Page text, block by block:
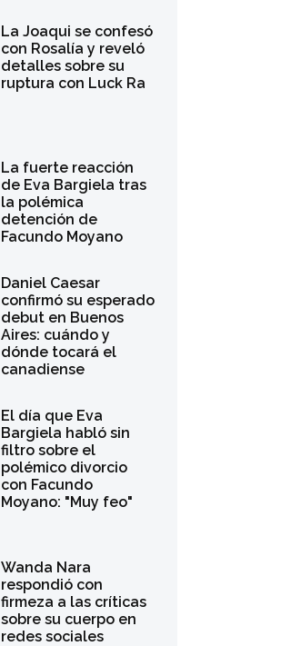
La Joaqui se confesó
con Rosalía y reveló
detalles sobre su
ruptura con Luck Ra
La fuerte reacción
de Eva Bargiela tras
la polémica
detención de
Facundo Moyano
Daniel Caesar
confirmó su esperado
debut en Buenos
Aires: cuándo y
dónde tocará el
canadiense
El día que Eva
Bargiela habló sin
filtro sobre el
polémico divorcio
con Facundo
Moyano: "Muy feo"
Wanda Nara
respondió con
firmeza a las críticas
sobre su cuerpo en
redes sociales